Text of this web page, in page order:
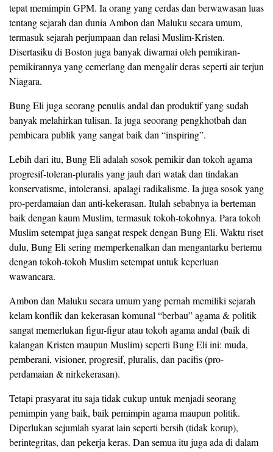
tepat memimpin GPM. Ia orang yang cerdas dan berwawasan luas
tentang sejarah dan dunia Ambon dan Maluku secara umum,
termasuk sejarah perjumpaan dan relasi Muslim-Kristen.
Disertasiku di Boston juga banyak diwarnai oleh pemikiran-
pemikirannya yang cemerlang dan mengalir deras seperti air terjun
Niagara.
Bung Eli juga seorang penulis andal dan produktif yang sudah
banyak melahirkan tulisan. Ia juga seoorang pengkhotbah dan
pembicara publik yang sangat baik dan “inspiring”.
Lebih dari itu, Bung Eli adalah sosok pemikir dan tokoh agama
progresif-toleran-pluralis yang jauh dari watak dan tindakan
konservatisme, intoleransi, apalagi radikalisme. Ia juga sosok yang
pro-perdamaian dan anti-kekerasan. Itulah sebabnya ia berteman
baik dengan kaum Muslim, termasuk tokoh-tokohnya. Para tokoh
Muslim setempat juga sangat respek dengan Bung Eli. Waktu riset
dulu, Bung Eli sering memperkenalkan dan mengantarku bertemu
dengan tokoh-tokoh Muslim setempat untuk keperluan
wawancara.
Ambon dan Maluku secara umum yang pernah memiliki sejarah
kelam konflik dan kekerasan komunal “berbau” agama & politik
sangat memerlukan figur-figur atau tokoh agama andal (baik di
kalangan Kristen maupun Muslim) seperti Bung Eli ini: muda,
pemberani, visioner, progresif, pluralis, dan pacifis (pro-
perdamaian & nirkekerasan).
Tetapi prasyarat itu saja tidak cukup untuk menjadi seorang
pemimpin yang baik, baik pemimpin agama maupun politik.
Diperlukan sejumlah syarat lain seperti bersih (tidak korup),
berintegritas, dan pekerja keras. Dan semua itu juga ada di dalam